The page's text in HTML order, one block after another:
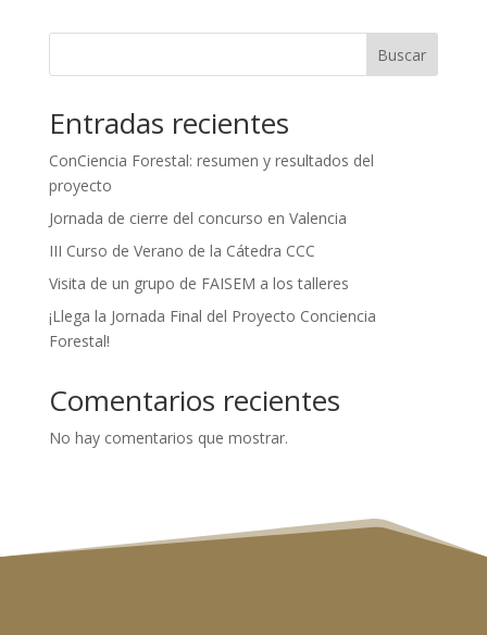
Buscar
Entradas recientes
ConCiencia Forestal: resumen y resultados del
proyecto
Jornada de cierre del concurso en Valencia
III Curso de Verano de la Cátedra CCC
Visita de un grupo de FAISEM a los talleres
¡Llega la Jornada Final del Proyecto Conciencia
Forestal!
Comentarios recientes
No hay comentarios que mostrar.